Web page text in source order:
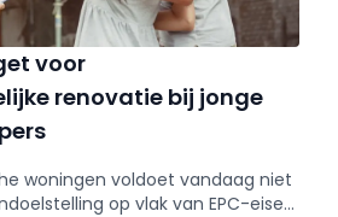
voor
renovatie bij jonge
woningen voldoet vandaag niet
op vlak van EPC-eisen.